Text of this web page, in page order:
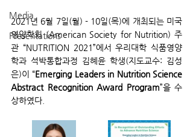
Media
Presentations
2021년 6월 7일(월) - 10일(목)에 개최되는 미국
영양학회 (American Society for Nutrition) 주
관 “NUTRITION 2021”에서 우리대학 식품영양
학과 석박통합과정 김혜윤 학생(지도교수: 김성
은)이 “Emerging Leaders in Nutrition Science
Abstract Recognition Award Program”을 수
상하였다.